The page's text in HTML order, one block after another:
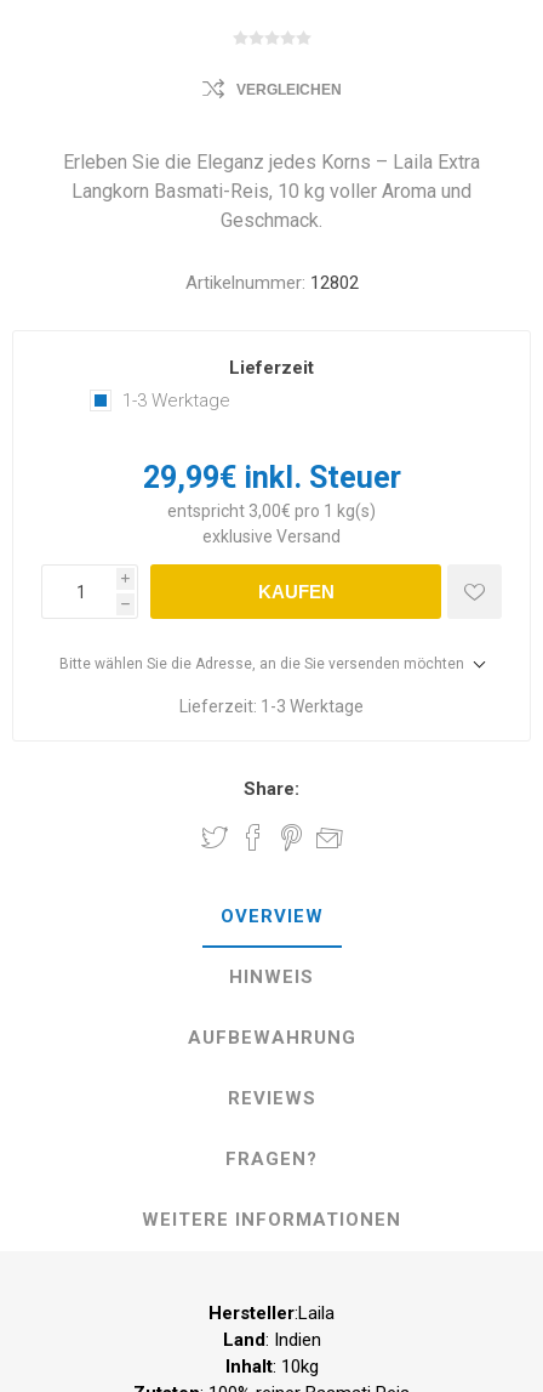
VERGLEICHEN
Erleben Sie die Eleganz jedes Korns – Laila Extra
Langkorn Basmati-Reis, 10 kg voller Aroma und
Geschmack.
Artikelnummer: 12802
Lieferzeit
1-3 Werktage
29,99€ inkl. Steuer
entspricht 3,00€ pro 1 kg(s)
exklusive Versand
i
h
KAUFEN
Bitte wählen Sie die Adresse, an die Sie versenden möchten
Lieferzeit: 1-3 Werktage
Share:
OVERVIEW
HINWEIS
AUFBEWAHRUNG
REVIEWS
FRAGEN?
WEITERE INFORMATIONEN
Hersteller:Laila
Land: Indien
Inhalt: 10kg